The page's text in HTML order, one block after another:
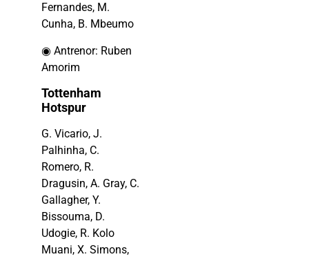
Fernandes, M.
Cunha, B. Mbeumo
◉ Antrenor: Ruben
Amorim
Tottenham
Hotspur
G. Vicario, J.
Palhinha, C.
Romero, R.
Dragusin, A. Gray, C.
Gallagher, Y.
Bissouma, D.
Udogie, R. Kolo
Muani, X. Simons,